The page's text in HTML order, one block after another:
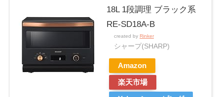
18L 1段調理 ブラック系
RE-SD18A-B
created by Rinker
シャープ(SHARP)
Amazon
楽天市場